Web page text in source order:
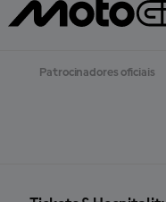
Patrocinadores oficiais